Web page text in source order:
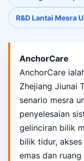
R&D Lantai Mesra
AnchorCare
AnchorCare
Zhejiang Jiunai
senario mesra
penyelesaian
gelinciran bilik
bilik tidur,
emas dan